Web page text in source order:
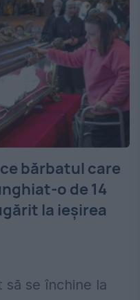
bărbatul care
o de 14
la ieşirea
să se închine la